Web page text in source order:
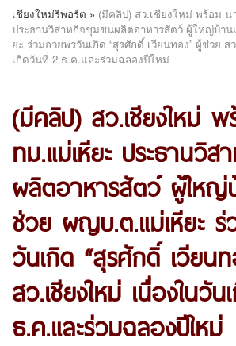
เชียงใหม่รีพอร์ต » (มีคลิป) สว.เชียงใหม่ พร้อม
ประธานวิสาหกิจชุมชนผลิตอาหารสัตว์ ผู้ใหญ่บ้า
ยะ ร่วมอวยพรวันเกิด “สุรศักดิ์ เวียนทอง” ผู้ช่วย
เกิดวันที่ 2 ธ.ค.และร่วมฉลองปีใหม่
(มีคลิป) สว.เชียงใหม่
ทม.แม่เหียะ ประธานวิส
ผลิตอาหารสัตว์ ผู้ใหญ่
ช่วย ผญบ.ต.แม่เหียะ
วันเกิด “สุรศักดิ์ เวียน
สว.เชียงใหม่ เนื่องในวั
ธ.ค.และร่วมฉลองปีใหม่